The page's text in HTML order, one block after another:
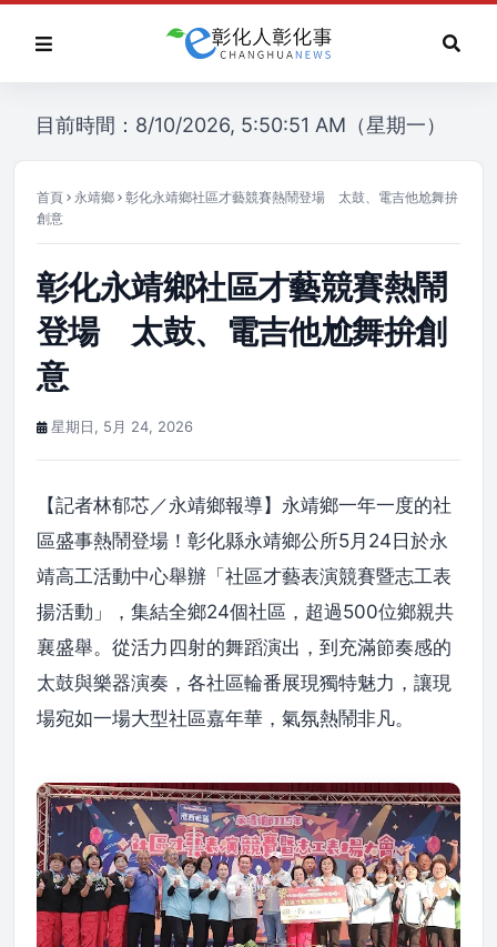
目前時間：8/10/2026, 5:50:51 AM（星期一）
首頁 永靖鄉
彰化永靖鄉社區才藝競賽熱鬧登場 太鼓、電吉他尬舞拚
創意
彰化永靖鄉社區才藝競賽熱鬧
登場 太鼓、電吉他尬舞拚創
意
星期日, 5月 24, 2026
【記者林郁芯／永靖鄉報導】永靖鄉一年一度的社
區盛事熱鬧登場！彰化縣永靖鄉公所5月24日於永
靖高工活動中心舉辦「社區才藝表演競賽暨志工表
揚活動」，集結全鄉24個社區，超過500位鄉親共
襄盛舉。從活力四射的舞蹈演出，到充滿節奏感的
太鼓與樂器演奏，各社區輪番展現獨特魅力，讓現
場宛如一場大型社區嘉年華，氣氛熱鬧非凡。